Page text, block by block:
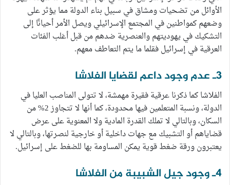
الأوائل من تضحيات ومشاق في سبيل بناء الدولة مما يؤثر على
وضعهم كمواطنين في المجتمع الإسرائيلي ويصل الأمر أحيانًا إلى
التشكيك في يهوديتهم والعنصرية ضدهم من قبل أغلب الفئات
العرقية في إسرائيل فقلما ما يتم التعاطف معهم.
3ـ عدم وجود داعم لقضايا الفلاشا
الفلاشا كما ذكرنا عرقية فقيرة مهمشة، لا تتولى المناصب العليا في
الدولة، ونسبة المتعلمين فيها محدودة، كما أنها لا تتجاوز 2% من
السكان، وبالتالي لا تملك القدرة المادية ولا المعنوية على عرض
قضاياهم أو التشبيك مع جهات داخلية أو خارجية لنصرتها، وبالتالي لا
يعتبرون ورقة ضغط قوية يمكن المساومة بها للضغط على إسرائيل.
4ـ وجود جيل الشبيبة من الفلاشا